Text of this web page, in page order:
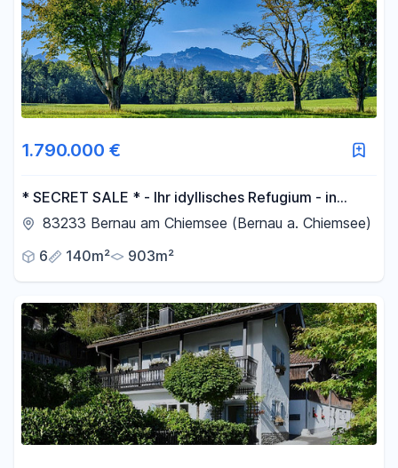
1.790.000 €
* SECRET SALE * - Ihr idyllisches Refugium - in
traumhafter Wohnlage
83233 Bernau am Chiemsee (Bernau a. Chiemsee)
6
140m² 903m²